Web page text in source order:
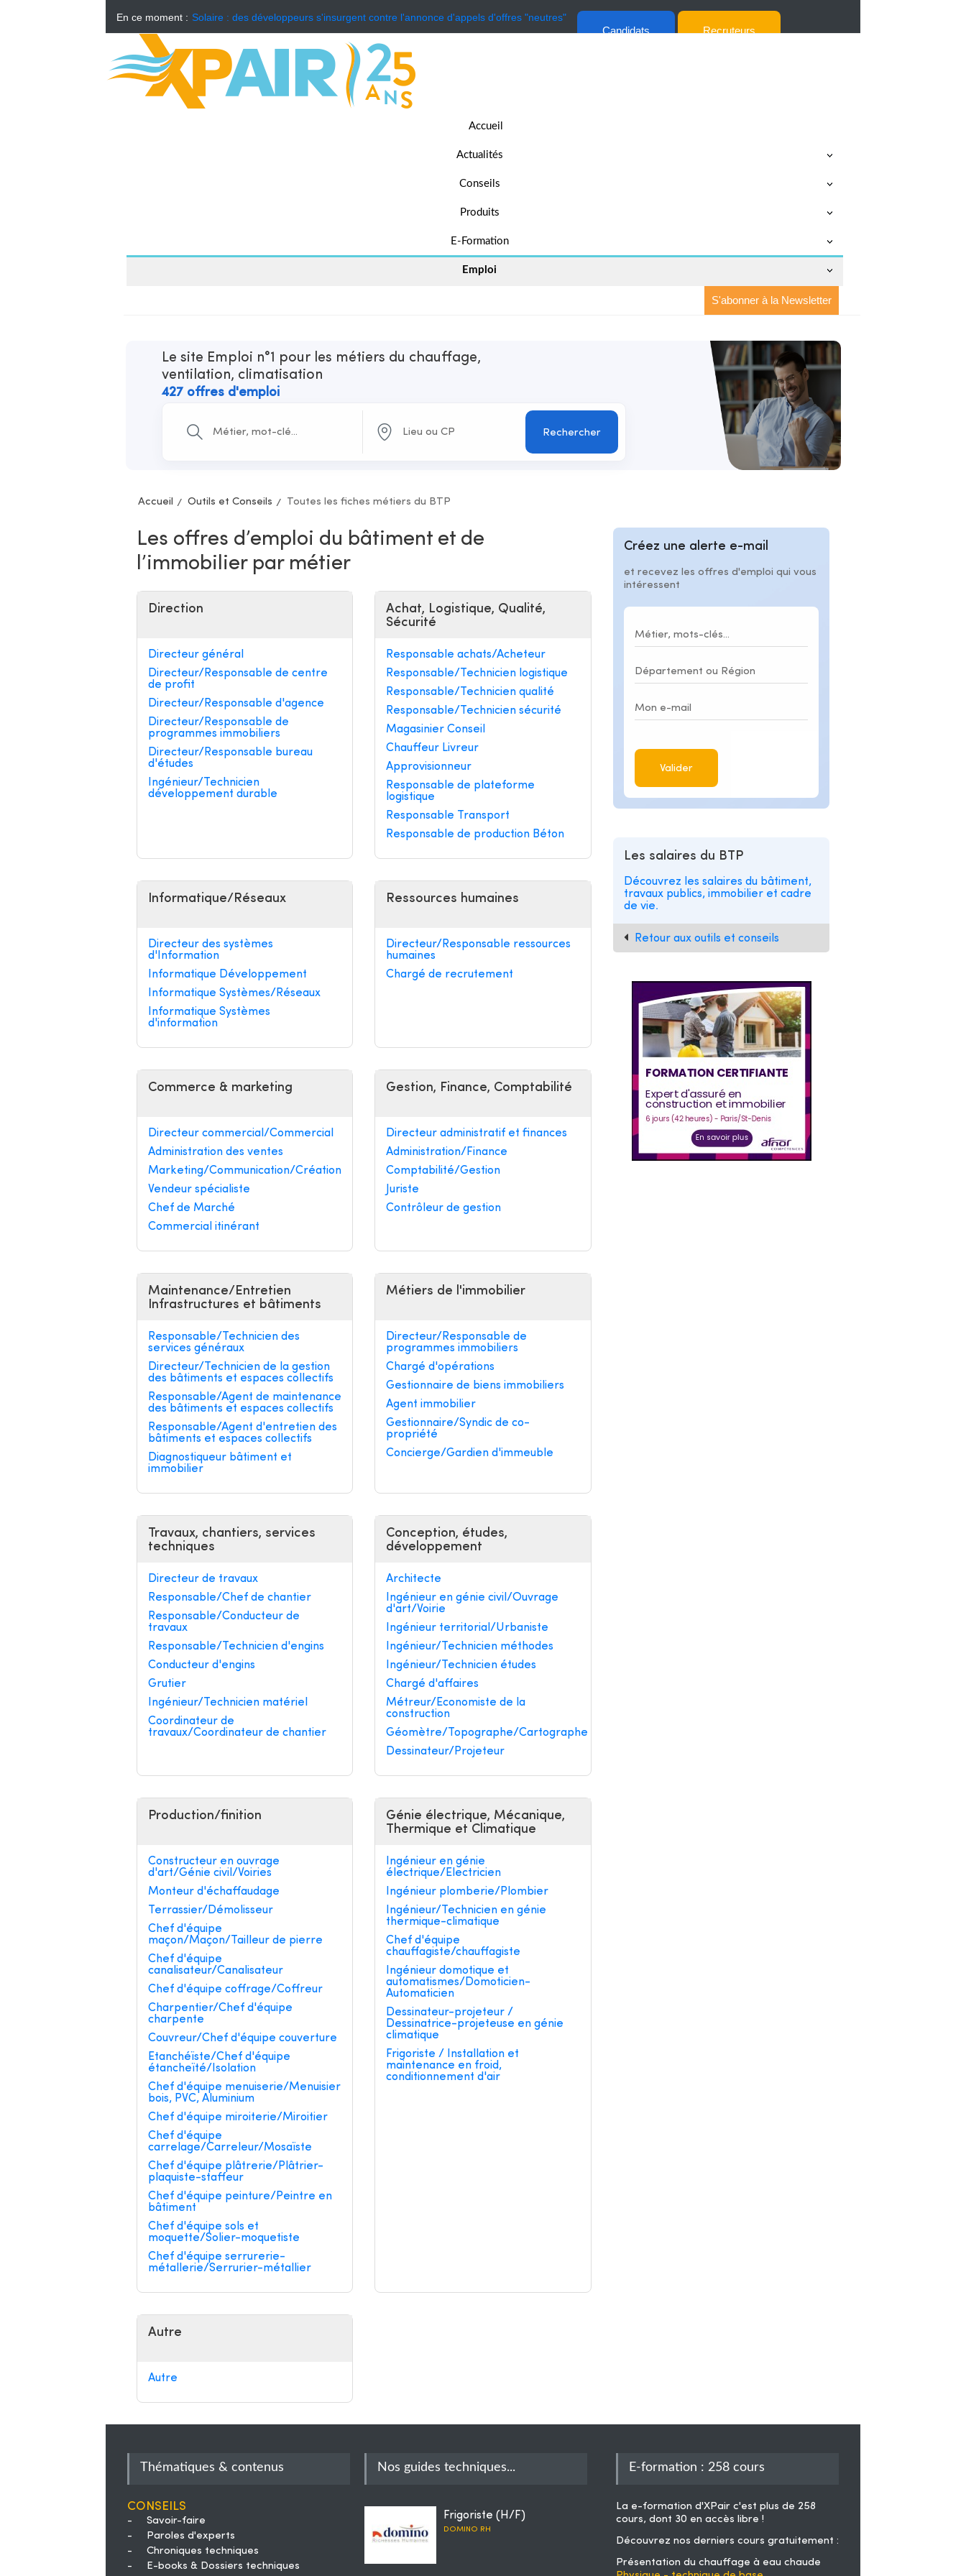
En ce moment : Solaire : des développeurs s'insurgent contre l'annonce d'appels d'offres "neutres"
Candidats Recruteurs
Accueil
Actualités
Conseils
Produits
E-Formation
Emploi
S'abonner à la Newsletter
Le site Emploi n°1 pour les métiers du chauffage,
ventilation, climatisation
427 offres d'emploi
Rechercher
Accueil Outils et Conseils Toutes les fiches métiers du BTP
Les offres d’emploi du bâtiment et de
l’immobilier par métier
Direction
Directeur général
Directeur/Responsable de centre
de profit
Directeur/Responsable d'agence
Directeur/Responsable de
programmes immobiliers
Directeur/Responsable bureau
d'études
Ingénieur/Technicien
développement durable
Achat, Logistique, Qualité,
Sécurité
Responsable achats/Acheteur
Responsable/Technicien logistique
Responsable/Technicien qualité
Responsable/Technicien sécurité
Magasinier Conseil
Chauffeur Livreur
Approvisionneur
Responsable de plateforme
logistique
Responsable Transport
Responsable de production Béton
Informatique/Réseaux
Directeur des systèmes
d'Information
Informatique Développement
Informatique Systèmes/Réseaux
Informatique Systèmes
d'information
Ressources humaines
Directeur/Responsable ressources
humaines
Chargé de recrutement
Commerce & marketing
Directeur commercial/Commercial
Administration des ventes
Marketing/Communication/Création
Vendeur spécialiste
Chef de Marché
Commercial itinérant
Gestion, Finance, Comptabilité
Directeur administratif et finances
Administration/Finance
Comptabilité/Gestion
Juriste
Contrôleur de gestion
Maintenance/Entretien
Infrastructures et bâtiments
Responsable/Technicien des
services généraux
Directeur/Technicien de la gestion
des bâtiments et espaces collectifs
Responsable/Agent de maintenance
des bâtiments et espaces collectifs
Responsable/Agent d'entretien des
bâtiments et espaces collectifs
Diagnostiqueur bâtiment et
immobilier
Métiers de l'immobilier
Directeur/Responsable de
programmes immobiliers
Chargé d'opérations
Gestionnaire de biens immobiliers
Agent immobilier
Gestionnaire/Syndic de co-
propriété
Concierge/Gardien d'immeuble
Travaux, chantiers, services
techniques
Directeur de travaux
Responsable/Chef de chantier
Responsable/Conducteur de
travaux
Responsable/Technicien d'engins
Conducteur d'engins
Grutier
Ingénieur/Technicien matériel
Coordinateur de
travaux/Coordinateur de chantier
Conception, études,
développement
Architecte
Ingénieur en génie civil/Ouvrage
d'art/Voirie
Ingénieur territorial/Urbaniste
Ingénieur/Technicien méthodes
Ingénieur/Technicien études
Chargé d'affaires
Métreur/Economiste de la
construction
Géomètre/Topographe/Cartographe
Dessinateur/Projeteur
Production/finition
Constructeur en ouvrage
d'art/Génie civil/Voiries
Monteur d'échaffaudage
Terrassier/Démolisseur
Chef d'équipe
maçon/Maçon/Tailleur de pierre
Chef d'équipe
canalisateur/Canalisateur
Chef d'équipe coffrage/Coffreur
Charpentier/Chef d'équipe
charpente
Couvreur/Chef d'équipe couverture
Etanchéïste/Chef d'équipe
étancheïté/Isolation
Chef d'équipe menuiserie/Menuisier
bois, PVC, Aluminium
Chef d'équipe miroiterie/Miroitier
Chef d'équipe
carrelage/Carreleur/Mosaïste
Chef d'équipe plâtrerie/Plâtrier-
plaquiste-staffeur
Chef d'équipe peinture/Peintre en
bâtiment
Chef d'équipe sols et
moquette/Solier-moquetiste
Chef d'équipe serrurerie-
métallerie/Serrurier-métallier
Génie électrique, Mécanique,
Thermique et Climatique
Ingénieur en génie
électrique/Electricien
Ingénieur plomberie/Plombier
Ingénieur/Technicien en génie
thermique-climatique
Chef d'équipe
chauffagiste/chauffagiste
Ingénieur domotique et
automatismes/Domoticien-
Automaticien
Dessinateur-projeteur /
Dessinatrice-projeteuse en génie
climatique
Frigoriste / Installation et
maintenance en froid,
conditionnement d'air
Autre
Autre
Créez une alerte e-mail
et recevez les offres d'emploi qui vous
intéressent
Valider
Les salaires du BTP
Découvrez les salaires du bâtiment,
travaux publics, immobilier et cadre
de vie.
Retour aux outils et conseils
Thématiques & contenus
Conseils
-
Savoir-faire
-
Paroles d'experts
-
Chroniques techniques
-
E-books & Dossiers techniques
Nos guides techniques...
Frigoriste (H/F)
DOMINO RH
E-formation : 258 cours
La e-formation d'XPair c'est plus de 258
cours, dont 30 en accès libre !
Découvrez nos derniers cours gratuitement :
Présentation du chauffage à eau chaude